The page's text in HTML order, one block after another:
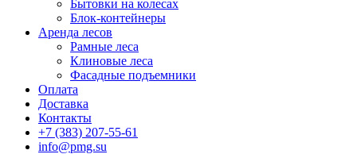
Бытовки на колесах
Блок-контейнеры
Аренда лесов
Рамные леса
Клиновые леса
Фасадные подъемники
Оплата
Доставка
Контакты
+7 (383) 207-55-61
info@pmg.su